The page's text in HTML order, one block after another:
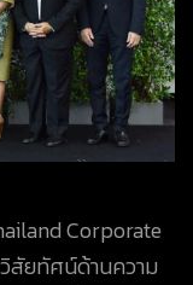
Corporate
สัยทัศน์ด้านความ